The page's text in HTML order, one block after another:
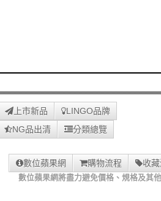
上市新品
LINGO品牌
NG品出清 分類總覽
數位蘋果網 購物流程 收
數位蘋果網將盡力避免價格、規格及其